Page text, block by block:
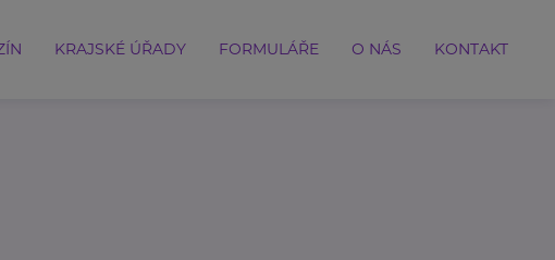
KRAJSKÉ ÚŘADY FORMULÁŘE O NÁS KONTAKT